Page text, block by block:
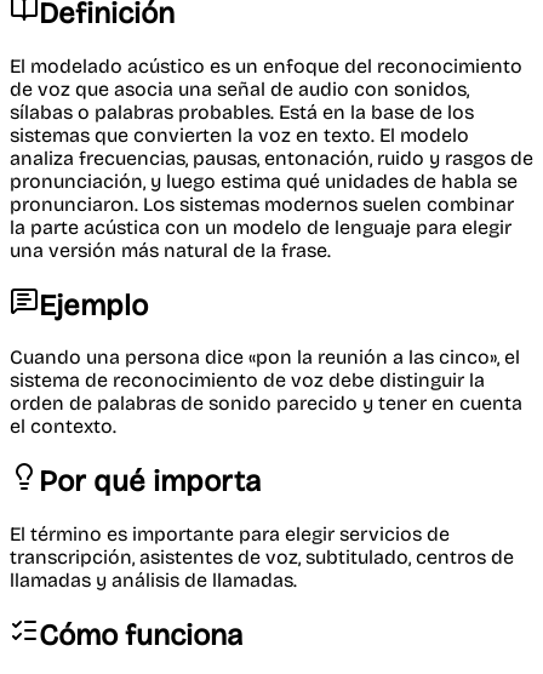
Definición
El modelado acústico es un enfoque del reconocimiento
de voz que asocia una señal de audio con sonidos,
sílabas o palabras probables. Está en la base de los
sistemas que convierten la voz en texto. El modelo
analiza frecuencias, pausas, entonación, ruido y rasgos de
pronunciación, y luego estima qué unidades de habla se
pronunciaron. Los sistemas modernos suelen combinar
la parte acústica con un modelo de lenguaje para elegir
una versión más natural de la frase.
Ejemplo
Cuando una persona dice «pon la reunión a las cinco», el
sistema de reconocimiento de voz debe distinguir la
orden de palabras de sonido parecido y tener en cuenta
el contexto.
Por qué importa
El término es importante para elegir servicios de
transcripción, asistentes de voz, subtitulado, centros de
llamadas y análisis de llamadas.
Cómo funciona